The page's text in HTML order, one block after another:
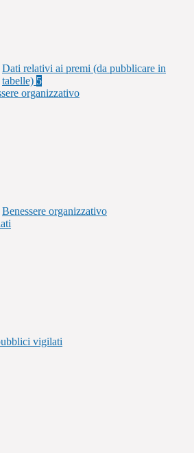
Dati relativi ai premi (da pubblicare in
tabelle) 5
organizzativo
Benessere organizzativo
vigilati